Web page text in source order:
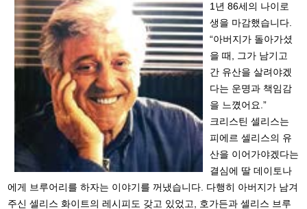
1년 86세의 나이로
생을 마감했습니다.
“아버지가 돌아가셨
을 때, 그가 남기고
간 유산을 살려야겠
다는 운명과 책임감
을 느꼈어요.”
크리스틴 셀리스는
피에르 셀리스의 유
산을 이어가야겠다는
결심에 딸 데이토나
에게 브루어리를 하자는 이야기를 꺼냈습니다. 다행히 아버지가 남겨
주신 셀리스 화이트의 레시피도 갖고 있었고, 호가든과 셀리스 브루